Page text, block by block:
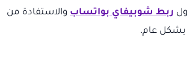
ربط شوبيفاي بواتساب والاستفادة من
بشكل عام.